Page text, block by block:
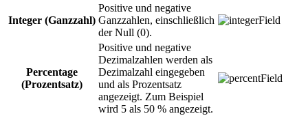
Integer (Ganzzahl)
Positive und negative
Ganzzahlen, einschließlich
der Null (0).
Percentage
(Prozentsatz)
Positive und negative
Dezimalzahlen werden als
Dezimalzahl eingegeben
und als Prozentsatz
angezeigt. Zum Beispiel
wird 5 als 50 % angezeigt.